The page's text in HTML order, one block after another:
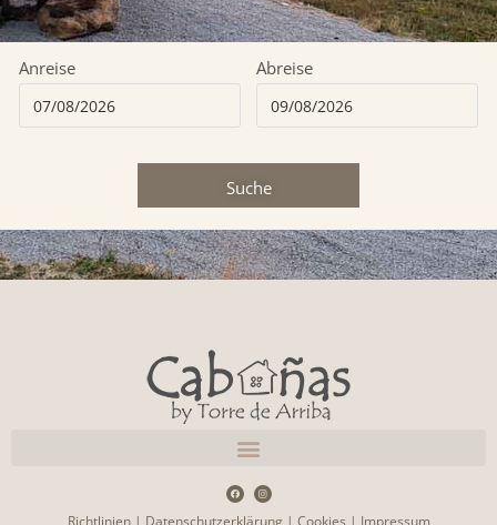
Anreise Abreise
Suche
Richtlinien| Datenschutzerklärung| Cookies | Impressum